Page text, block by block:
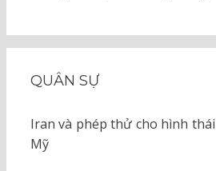
QUÂN SỰ
Iran và phép thử cho hình
Mỹ